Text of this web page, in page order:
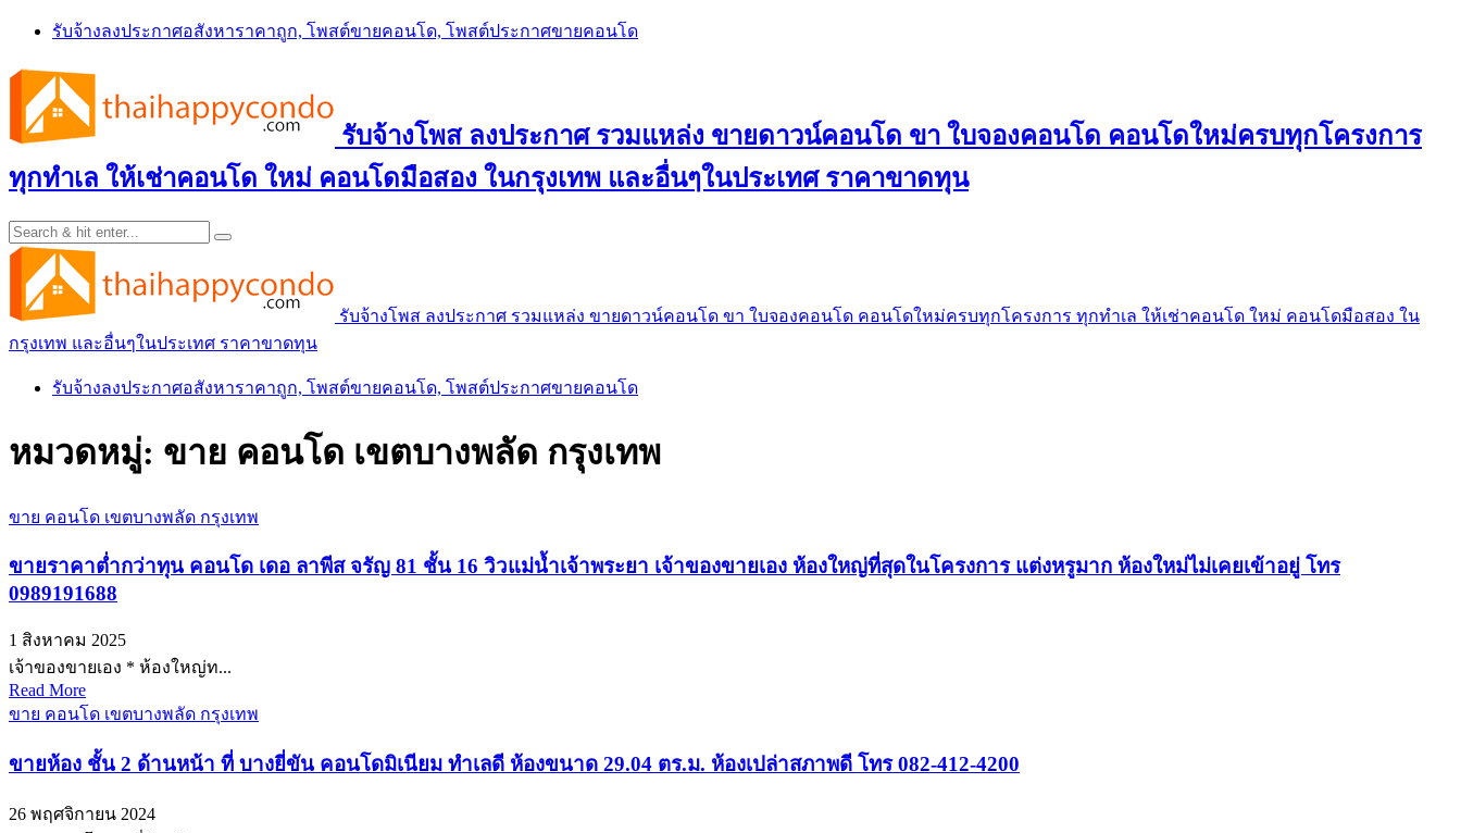
Skip
content
รับจ้างลงประกาศอสังหาราคาถูก, โพสต์ขายคอนโด, โพสต์ประกาศขายคอนโด
รับจ้างโพส ลงประกาศ รวมแหล่ง ขายดาวน์คอนโด ขา ใบจองคอนโด คอนโดใหม่ครบทุกโครงการ
ทุกทำเล ให้เช่าคอนโด ใหม่ คอนโดมือสอง ในกรุงเทพ และอื่นๆในประเทศ ราคาขาดทุน
รับจ้างโพส ลงประกาศ รวมแหล่ง ขายดาวน์คอนโด ขา ใบจองคอนโด คอนโดใหม่ครบทุกโครงการ ทุกทำเล ให้เช่าคอนโด ใหม่ คอนโดมือสอง ใน
กรุงเทพ และอื่นๆในประเทศ ราคาขาดทุน
รับจ้างลงประกาศอสังหาราคาถูก, โพสต์ขายคอนโด, โพสต์ประกาศขายคอนโด
หมวดหมู่: ขาย คอนโด เขตบางพลัด กรุงเทพ
ขาย คอนโด เขตบางพลัด กรุงเทพ
ขายราคาต่ำกว่าทุน คอนโด เดอ ลาพีส จรัญ 81 ชั้น 16 วิวแม่น้ำเจ้าพระยา เจ้าของขายเอง ห้องใหญ่ที่สุดในโครงการ แต่งหรูมาก ห้องใหม่ไม่เคยเข้าอยู่ โทร
0989191688
1 สิงหาคม 2025
เจ้าของขายเอง * ห้องใหญ่ท...
Read More
ขาย คอนโด เขตบางพลัด กรุงเทพ
ขายห้อง ชั้น 2 ด้านหน้า ที่ บางยี่ขัน คอนโดมิเนียม ทำเลดี ห้องขนาด 29.04 ตร.ม. ห้องเปล่าสภาพดี โทร 082-412-4200
26 พฤศจิกายน 2024